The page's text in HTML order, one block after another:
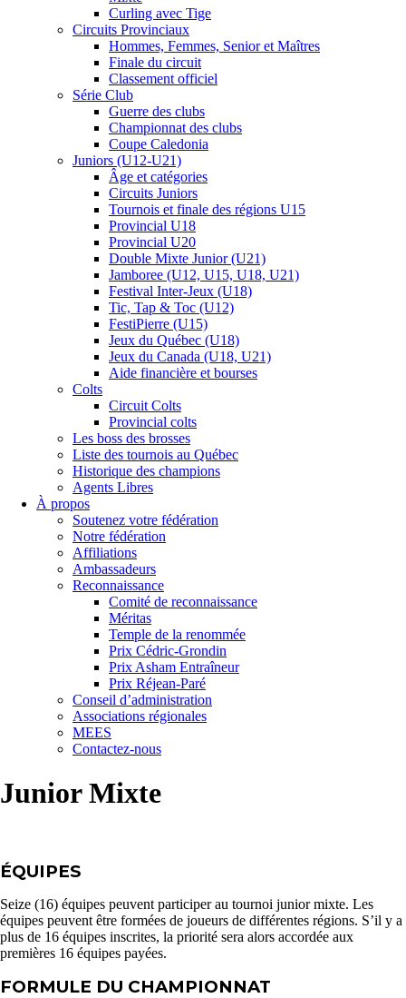
Curling avec Tige
Circuits Provinciaux
Hommes, Femmes, Senior et Maîtres
Finale du circuit
Classement officiel
Série Club
Guerre des clubs
Championnat des clubs
Coupe Caledonia
Juniors (U12-U21)
Âge et catégories
Circuits Juniors
Tournois et finale des régions U15
Provincial U18
Provincial U20
Double Mixte Junior (U21)
Jamboree (U12, U15, U18, U21)
Festival Inter-Jeux (U18)
Tic, Tap & Toc (U12)
FestiPierre (U15)
Jeux du Québec (U18)
Jeux du Canada (U18, U21)
Aide financière et bourses
Colts
Circuit Colts
Provincial colts
Les boss des brosses
Liste des tournois au Québec
Historique des champions
Agents Libres
À propos
Soutenez votre fédération
Notre fédération
Affiliations
Ambassadeurs
Reconnaissance
Comité de reconnaissance
Méritas
Temple de la renommée
Prix Cédric-Grondin
Prix Asham Entraîneur
Prix Réjean-Paré
Conseil d’administration
Associations régionales
MEES
Contactez-nous
Junior Mixte
ÉQUIPES
Seize (16) équipes peuvent participer au tournoi junior mixte. Les
équipes peuvent être formées de joueurs de différentes régions. S’il y a
plus de 16 équipes inscrites, la priorité sera alors accordée aux
premières 16 équipes payées.
FORMULE DU CHAMPIONNAT